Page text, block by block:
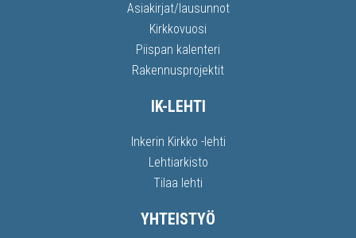
Asiakirjat/lausunnot
Kirkkovuosi
Piispan kalenteri
Rakennusprojektit
IK-LEHTI
Inkerin Kirkko -lehti
Lehtiarkisto
Tilaa lehti
YHTEISTYÖ